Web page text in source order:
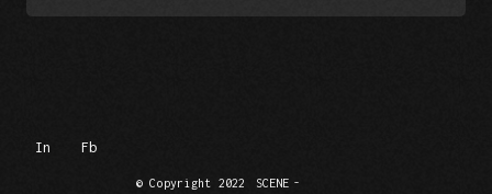
In Fb
© Copyright 2022 SCENE -